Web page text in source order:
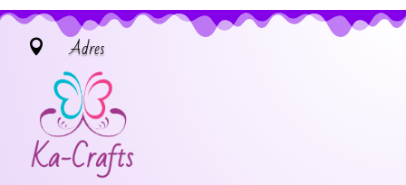
 Adres